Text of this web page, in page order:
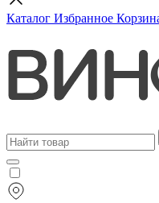
Каталог Избранное